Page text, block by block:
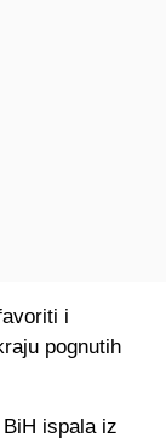
i
pognutih
ispala iz